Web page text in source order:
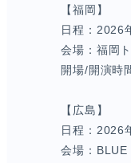
【福岡】
日程：2026
会場：福岡
開場/開演
【広島】
日程：2026
会場：